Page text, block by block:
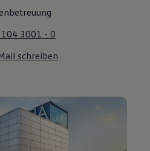
3001 - 0
schreiben